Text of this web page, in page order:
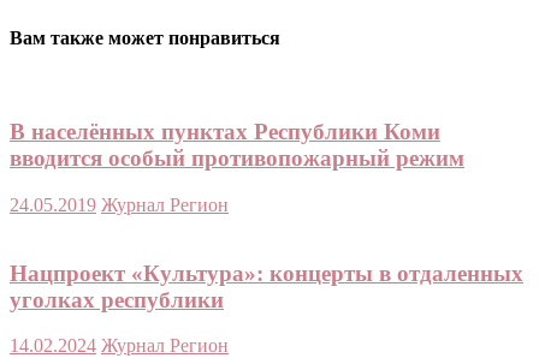
Вам также может понравиться
В населённых пунктах Республики Коми
вводится особый противопожарный режим
24.05.2019 Журнал Регион
Нацпроект «Культура»: концерты в отдаленных
уголках республики
14.02.2024 Журнал Регион